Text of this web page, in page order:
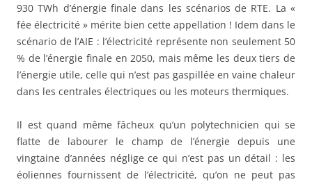
930 TWh d’énergie finale dans les scénarios de RTE. La «
fée électricité » mérite bien cette appellation ! Idem dans le
scénario de l’AIE : l’électricité représente non seulement 50
% de l’énergie finale en 2050, mais même les deux tiers de
l’énergie utile, celle qui n’est pas gaspillée en vaine chaleur
dans les centrales électriques ou les moteurs thermiques.
Il est quand même fâcheux qu’un polytechnicien qui se
flatte de labourer le champ de l’énergie depuis une
vingtaine d’années néglige ce qui n’est pas un détail : les
éoliennes fournissent de l’électricité, qu’on ne peut pas